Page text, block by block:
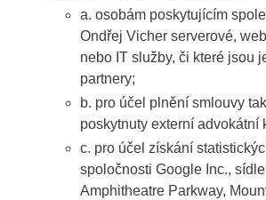
a. osobám poskytujícím
Ondřej Vicher serverové,
nebo IT služby, či které jsou
partnery;
b. pro účel plnění smlouvy
poskytnuty externí advokátní
c. pro účel získání
spoločnosti Google Inc.,
Amphitheatre Parkway,